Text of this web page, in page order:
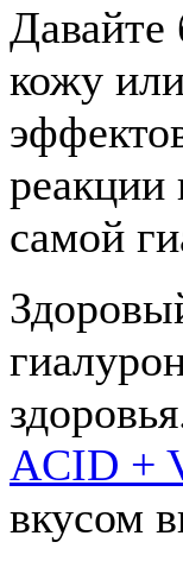
кожу
реакции
самой
ACID +
вкусом